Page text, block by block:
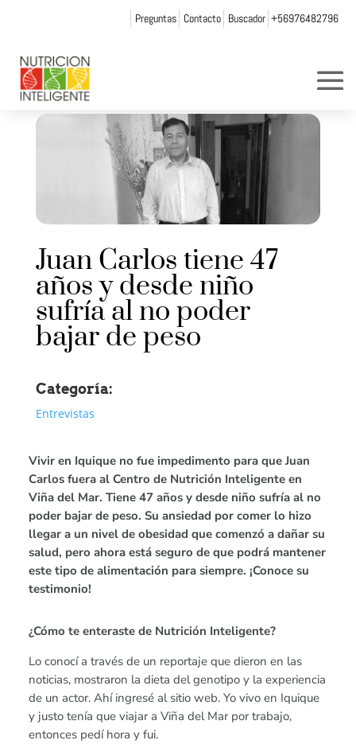
Preguntas Contacto Buscador +56976482796
Juan Carlos tiene 47
años y desde niño
sufría al no poder
bajar de peso
Categoría:
Entrevistas
Vivir en Iquique no fue impedimento para que Juan
Carlos fuera al Centro de Nutrición Inteligente en
Viña del Mar. Tiene 47 años y desde niño sufría al no
poder bajar de peso. Su ansiedad por comer lo hizo
llegar a un nivel de obesidad que comenzó a dañar su
salud, pero ahora está seguro de que podrá mantener
este tipo de alimentación para siempre. ¡Conoce su
testimonio!
¿Cómo te enteraste de Nutrición Inteligente?
Lo conocí a través de un reportaje que dieron en las
noticias, mostraron la dieta del genotipo y la experiencia
de un actor. Ahí ingresé al sitio web. Yo vivo en Iquique
y justo tenía que viajar a Viña del Mar por trabajo,
entonces pedí hora y fui.